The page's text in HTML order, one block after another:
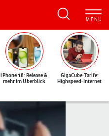
iPhone 18: Release &
mehr im Überblick
GigaCube-Tarife:
Highspeed-Internet